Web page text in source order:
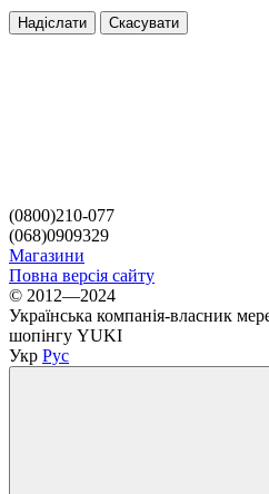
Надіслати Скасувати
(0800)210-077
(068)0909329
Магазини
Повна версія сайту
© 2012—2024
Українська компанія-власник
шопінгу YUKI
Укр Рус